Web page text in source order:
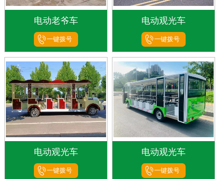
电动老爷车
一键拨号
电动观光车
一键拨号
电动观光车
一键拨号
电动观光车
一键拨号